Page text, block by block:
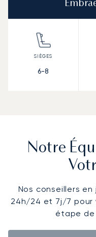
6-8
Notre
Nos conseillers
24h/24 et 7j/7 pour
étape de